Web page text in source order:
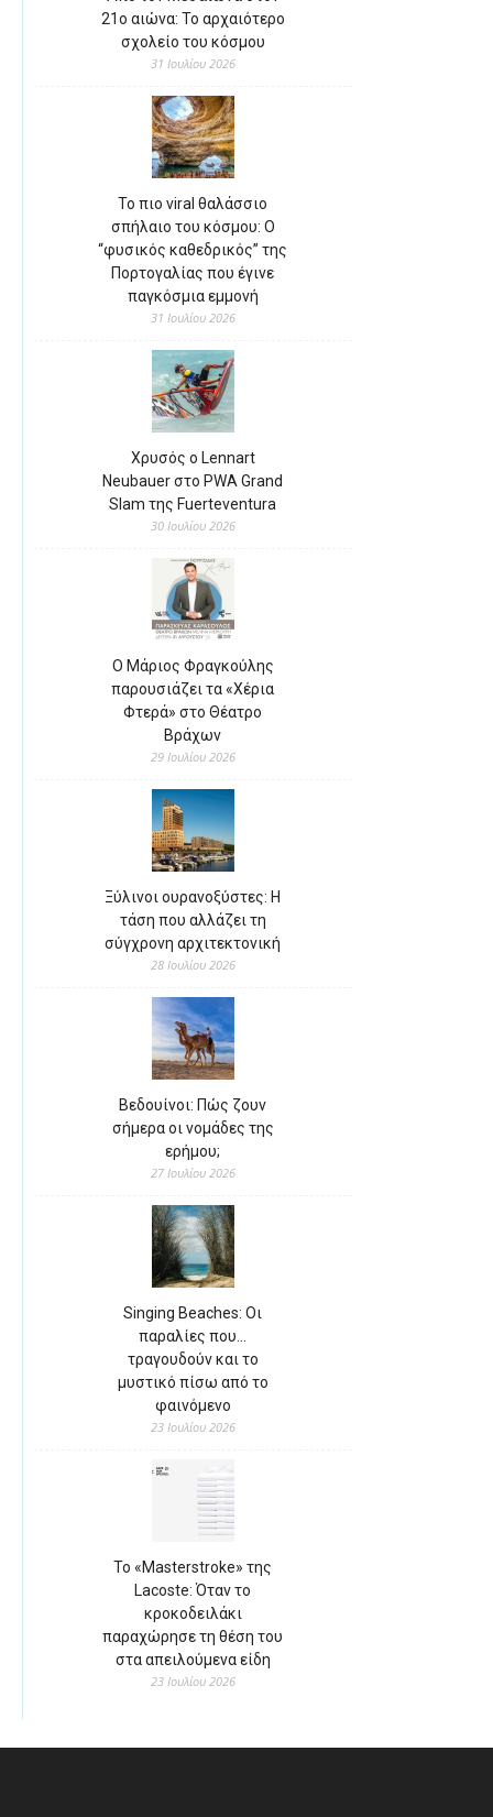
21ο αιώνα: Το αρχαιότερο
σχολείο του κόσμου
31 Ιουλίου 2026
Το πιο viral θαλάσσιο
σπήλαιο του κόσμου: Ο
“φυσικός καθεδρικός” της
Πορτογαλίας που έγινε
παγκόσμια εμμονή
31 Ιουλίου 2026
Χρυσός ο Lennart
Neubauer στο PWA Grand
Slam της Fuerteventura
30 Ιουλίου 2026
Ο Μάριος Φραγκούλης
παρουσιάζει τα «Χέρια
Φτερά» στο Θέατρο
Βράχων
29 Ιουλίου 2026
Ξύλινοι ουρανοξύστες: Η
τάση που αλλάζει τη
σύγχρονη αρχιτεκτονική
28 Ιουλίου 2026
Βεδουίνοι: Πώς ζουν
σήμερα οι νομάδες της
ερήμου;
27 Ιουλίου 2026
Singing Beaches: Οι
παραλίες που…
τραγουδούν και το
μυστικό πίσω από το
φαινόμενο
23 Ιουλίου 2026
Το «Masterstroke» της
Lacoste: Όταν το
κροκοδειλάκι
παραχώρησε τη θέση του
στα απειλούμενα είδη
23 Ιουλίου 2026